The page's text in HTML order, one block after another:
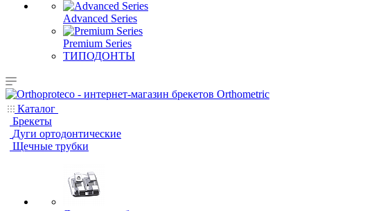
Advanced Series
Premium Series
ТИПОДОНТЫ
Каталог
Брекеты
Дуги ортодонтические
Щечные трубки